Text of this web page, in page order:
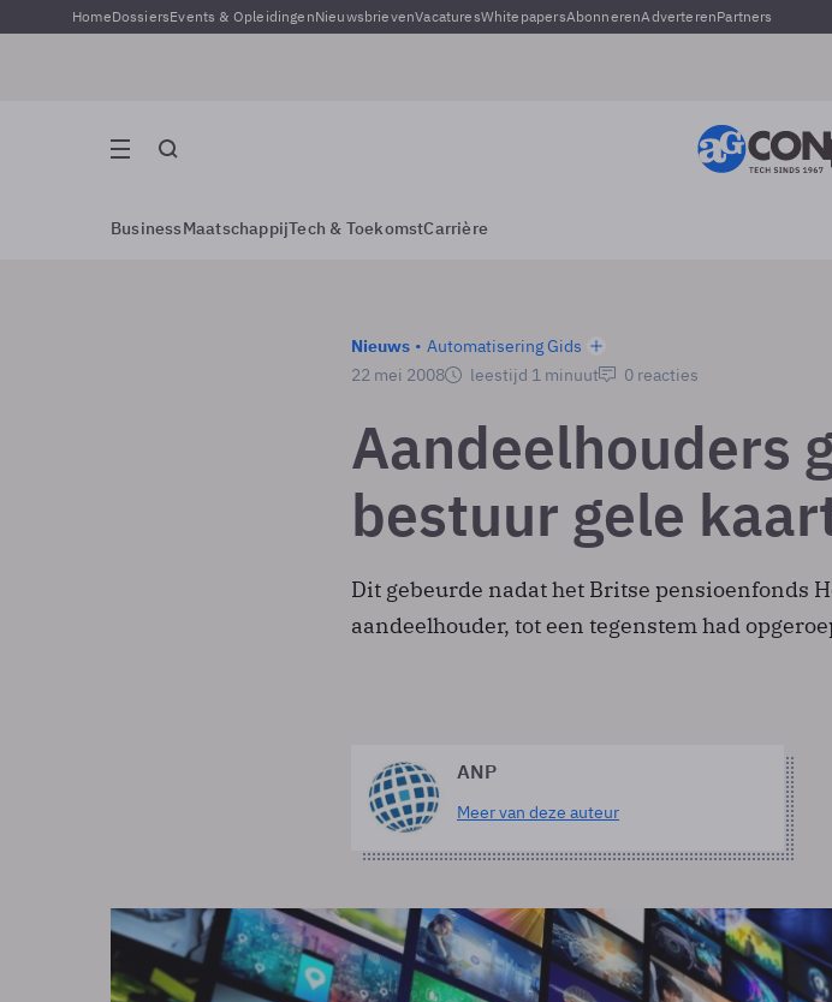
HomeDossiersEvents & OpleidingenNieuwsbrievenVacaturesWhitepapersAbonnerenAdverterenPartners
BusinessMaatschappijTech & ToekomstCarrière
Nieuws
Automatisering Gids
22 mei 2008
leestijd 1 minuut 0 reacties
Aandeelhouders
bestuur gele
Dit gebeurde nadat het Britse pensioenfonds
aandeelhouder, tot een tegenstem had
ANP
Meer van deze auteur